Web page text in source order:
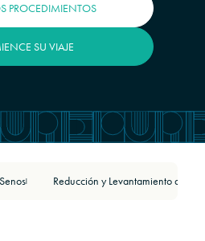
PROCEDIMIENTOS
SU VIAJE
Senos